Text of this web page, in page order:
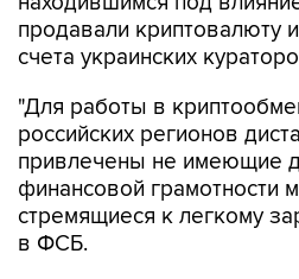
продавали криптовалюту
счета украинских
"Для работы в
российских регионов
привлечены не имеющие
финансовой грамотности
стремящиеся к легкому
в ФСБ.